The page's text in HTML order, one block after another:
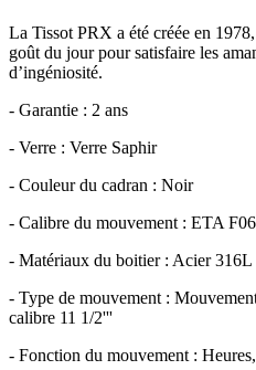
La Tissot PRX a été créée en
goût du jour pour satisfaire les
d’ingéniosité.
- Garantie : 2 ans
- Verre : Verre Saphir
- Couleur du cadran : Noir
- Calibre du mouvement : ETA
- Matériaux du boitier : Acier 316L
- Type de mouvement :
calibre 11 1/2'''
- Fonction du mouvement :